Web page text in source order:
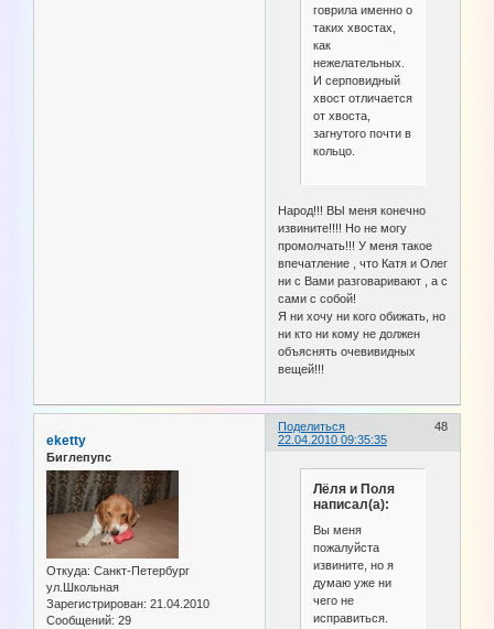
говрила именно о
таких хвостах,
как
нежелательных.
И серповидный
хвост отличается
от хвоста,
загнутого почти в
кольцо.
Народ!!! ВЫ меня конечно
извините!!!! Но не могу
промолчать!!! У меня такое
впечатление , что Катя и Олег
ни с Вами разговаривают , а с
сами с собой!
Я ни хочу ни кого обижать, но
ни кто ни кому не должен
объяснять очевивидных
вещей!!!
Поделиться
48
22.04.2010 09:35:35
eketty
Биглепупс
Откуда: Санкт-Петербург
ул.Школьная
Зарегистрирован: 21.04.2010
Сообщений: 29
Лёля и Поля
написал(а):
Вы меня
пожалуйста
извините, но я
думаю уже ни
чего не
исправиться.